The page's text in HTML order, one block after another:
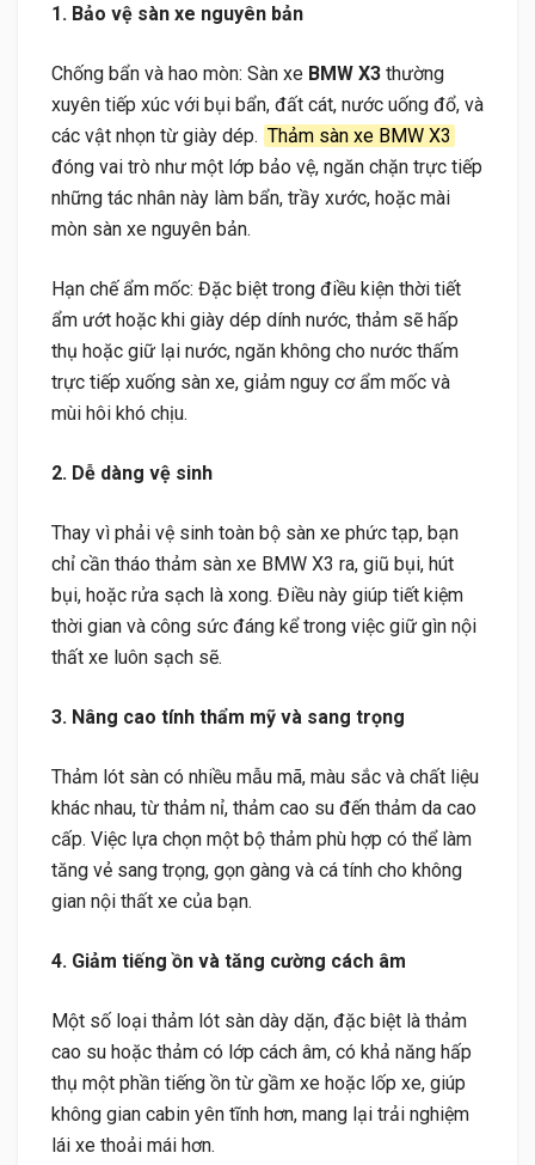
1. Bảo vệ sàn xe nguyên bản
Chống bẩn và hao mòn: Sàn xe BMW X3 thường
xuyên tiếp xúc với bụi bẩn, đất cát, nước uống đổ, và
các vật nhọn từ giày dép. Thảm sàn xe BMW X3
đóng vai trò như một lớp bảo vệ, ngăn chặn trực tiếp
những tác nhân này làm bẩn, trầy xước, hoặc mài
mòn sàn xe nguyên bản.
Hạn chế ẩm mốc: Đặc biệt trong điều kiện thời tiết
ẩm ướt hoặc khi giày dép dính nước, thảm sẽ hấp
thụ hoặc giữ lại nước, ngăn không cho nước thấm
trực tiếp xuống sàn xe, giảm nguy cơ ẩm mốc và
mùi hôi khó chịu.
2. Dễ dàng vệ sinh
Thay vì phải vệ sinh toàn bộ sàn xe phức tạp, bạn
chỉ cần tháo thảm sàn xe BMW X3 ra, giũ bụi, hút
bụi, hoặc rửa sạch là xong. Điều này giúp tiết kiệm
thời gian và công sức đáng kể trong việc giữ gìn nội
thất xe luôn sạch sẽ.
3. Nâng cao tính thẩm mỹ và sang trọng
Thảm lót sàn có nhiều mẫu mã, màu sắc và chất liệu
khác nhau, từ thảm nỉ, thảm cao su đến thảm da cao
cấp. Việc lựa chọn một bộ thảm phù hợp có thể làm
tăng vẻ sang trọng, gọn gàng và cá tính cho không
gian nội thất xe của bạn.
4. Giảm tiếng ồn và tăng cường cách âm
Một số loại thảm lót sàn dày dặn, đặc biệt là thảm
cao su hoặc thảm có lớp cách âm, có khả năng hấp
thụ một phần tiếng ồn từ gầm xe hoặc lốp xe, giúp
không gian cabin yên tĩnh hơn, mang lại trải nghiệm
lái xe thoải mái hơn.